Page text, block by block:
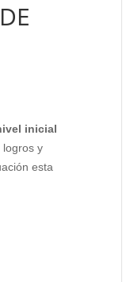
inicial
logros y
esta